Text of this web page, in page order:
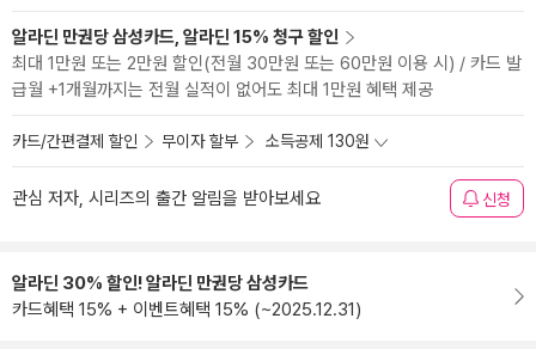
알라딘 만권당 삼성카드, 알라딘 15% 청구 할인
최대 1만원 또는 2만원 할인(전월 30만원 또는 60만원 이용 시) / 카드 발
급월 +1개월까지는 전월 실적이 없어도 최대 1만원 혜택 제공
카드/간편결제 할인 무이자 할부 소득공제 130원
관심 저자, 시리즈의 출간 알림을 받아보세요 신청
알라딘 30% 할인! 알라딘 만권당 삼성카드
카드혜택 15% + 이벤트혜택 15% (~2025.12.31)